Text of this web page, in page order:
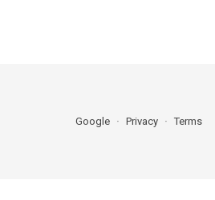
Google Privacy Terms